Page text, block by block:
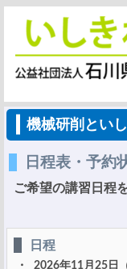
機械研削とい
日程表・予約
ご希望の講習日程
日程
2026年11月25日